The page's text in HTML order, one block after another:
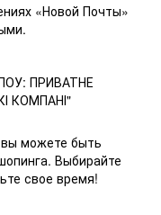
«Новой Почты»
ПРИВАТНЕ
КОМПАНІ"
можете быть
Выбирайте
свое время!